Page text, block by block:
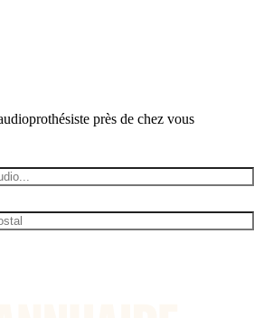
près de chez vous